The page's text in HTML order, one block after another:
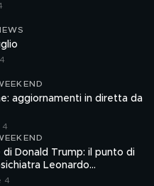
aggiornamenti in diretta da
4
di Donald Trump: il punto di
Leonardo
4